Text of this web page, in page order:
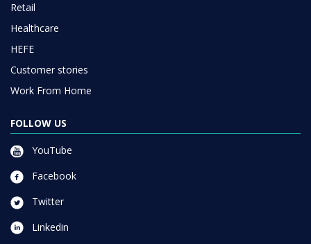
Retail
Healthcare
HEFE
Customer stories
Work From Home
FOLLOW US
YouTube
Facebook
Twitter
Linkedin